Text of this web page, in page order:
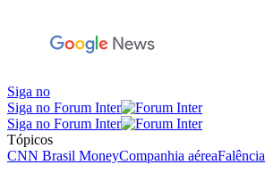
Siga no
Siga no Forum Inter
Siga no Forum Inter
Tópicos
CNN Brasil MoneyCompanhia aéreaFalência